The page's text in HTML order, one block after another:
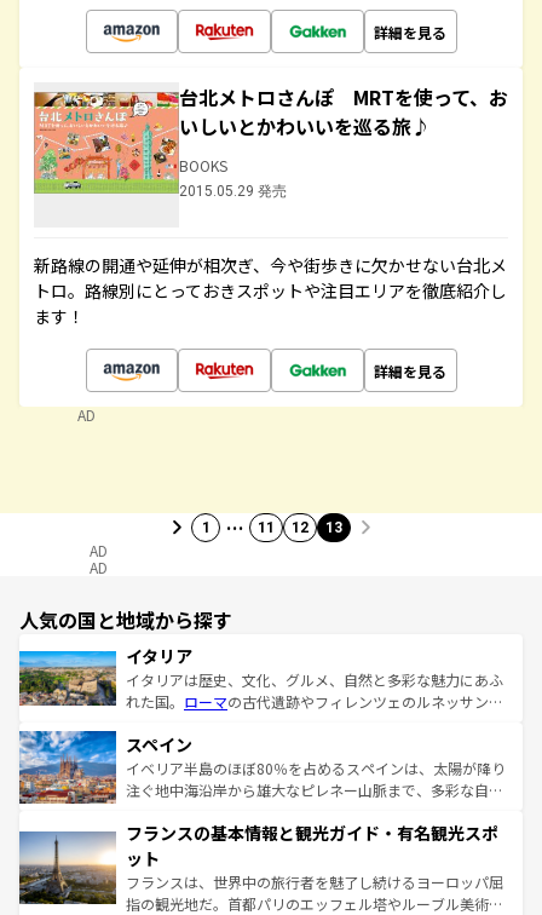
詳細を見る
台北メトロさんぽ MRTを使って、お
いしいとかわいいを巡る旅♪
BOOKS
2015.05.29 発売
新路線の開通や延伸が相次ぎ、今や街歩きに欠かせない台北メ
トロ。路線別にとっておきスポットや注目エリアを徹底紹介し
ます！
詳細を見る
AD
1 … 11 12 13
AD
AD
人気の国と地域から探す
イタリア
イタリアは歴史、文化、グルメ、自然と多彩な魅力にあふ
れた国。 ローマの古代遺跡やフィレンツェのルネッサンス
ろん、トスカーナの美しい田園風景やアマルフィ海岸の絶
景など、自然景観も見逃せない。観光の合間には、本場の
ピザやパスタなど、絶品のイタリア料理を堪能することも
ませてくれるイタリアで、忘れられない旅をしてみよう！
なお、新着のイタリア情報は
しい。
スペイン
イベリア半島のほぼ80％を占めるスペインは、太陽が降り
注ぐ地中海沿岸から雄大なピレネー山脈まで、多彩な自然
文化が根付くこの国では、情熱的なフラメンコ、熱気あふ
れる闘牛、そして美味しいタパスが生活の一部となってい
る。首都マドリードの洗練された雰囲気や、バルセロナの
アートに溢れた街角から、地方では古代ローマ遺跡や中世
フランスの基本情報と観光ガイド・有名観光スポ
ット
フランスは、世界中の旅行者を魅了し続けるヨーロッパ屈
指の観光地だ。首都パリのエッフェル塔やルーブル美術館